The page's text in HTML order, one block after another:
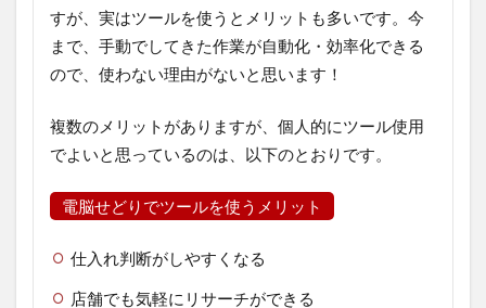
すが、実はツールを使うとメリットも多いです。今
まで、手動でしてきた作業が自動化・効率化できる
ので、使わない理由がないと思います！
複数のメリットがありますが、個人的にツール使用
でよいと思っているのは、以下のとおりです。
電脳せどりでツールを使うメリット
仕入れ判断がしやすくなる
店舗でも気軽にリサーチができる